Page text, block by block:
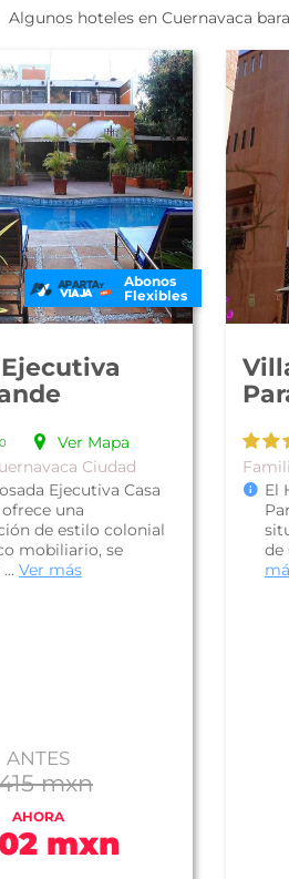
Algunos hoteles en Cuernavaca
Abonos
Flexibles
Ver Mapa
Ciudad
Ejecutiva Casa
una
de estilo colonial
mobiliario, se
Ver más
ANTES
mxn
AHORA
mxn
El
de